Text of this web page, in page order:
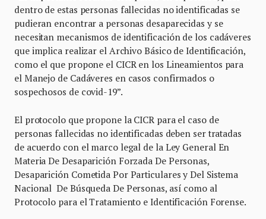
dentro de estas personas fallecidas no identificadas se
pudieran encontrar a personas desaparecidas y se
necesitan mecanismos de identificación de los cadáveres
que implica realizar el Archivo Básico de Identificación,
como el que propone el CICR en los Lineamientos para
el Manejo de Cadáveres en casos confirmados o
sospechosos de covid-19”.
El protocolo que propone la CICR para el caso de
personas fallecidas no identificadas deben ser tratadas
de acuerdo con el marco legal de la Ley General En
Materia De Desaparición Forzada De Personas,
Desaparición Cometida Por Particulares y Del Sistema
Nacional De Búsqueda De Personas, así como al
Protocolo para el Tratamiento e Identificación Forense.